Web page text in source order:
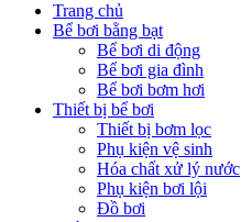
Trang chủ
Bể bơi bằng bạt
Bể bơi di động
Bể bơi gia đình
Bể bơi bơm hơi
Thiết bị bể bơi
Thiết bị bơm lọc
Phụ kiện vệ sinh
Hóa chất xử lý nước
Phụ kiện bơi lội
Đồ bơi